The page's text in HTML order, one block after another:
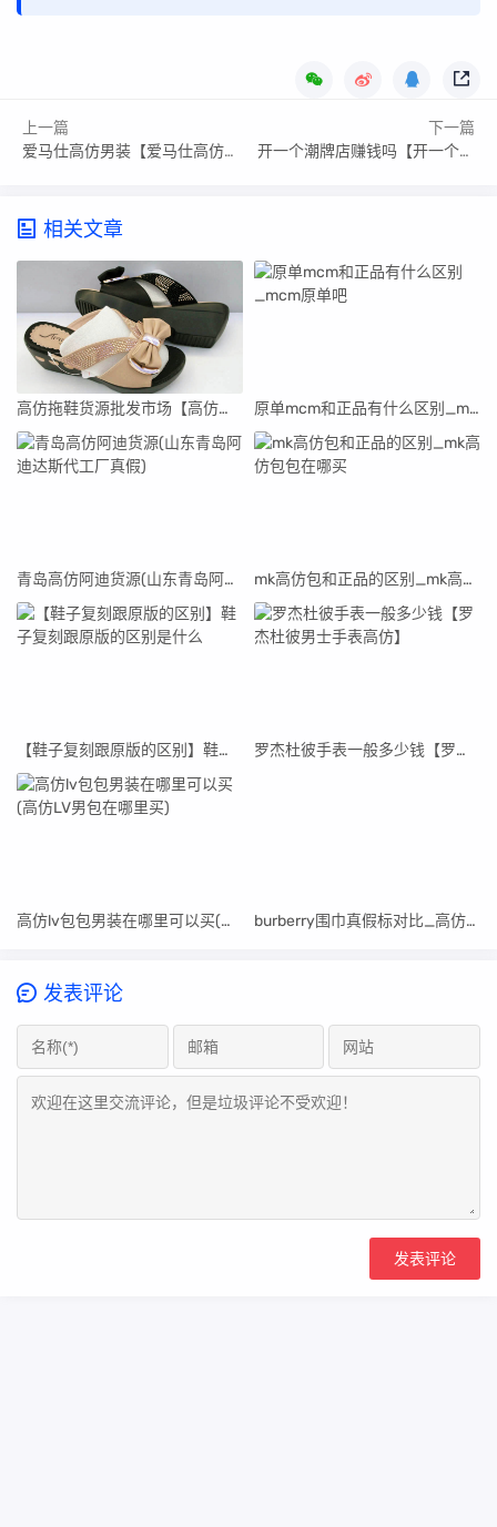
上一篇
爱马仕高仿男装【爱马仕高仿男包超a质量在哪买】
下一篇
开一个潮牌店赚钱吗【开一个潮牌店】
相关文章
高仿拖鞋货源批发市场【高仿拖鞋货源批发市场在哪里】 原单mcm和正品有什么区别_mcm原单吧
青岛高仿阿迪货源(山东青岛阿迪达斯代工厂真假) mk高仿包和正品的区别_mk高仿包包在哪买
【鞋子复刻跟原版的区别】鞋子复刻跟原版的区别是什么 罗杰杜彼手表一般多少钱【罗杰杜彼男士手表高仿】
高仿lv包包男装在哪里可以买(高仿LV男包在哪里买) burberry围巾真假标对比_高仿burberry围巾
发表评论